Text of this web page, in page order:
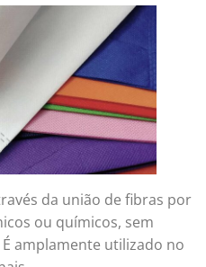
da união de fibras por
ou químicos, sem
amplamente utilizado no